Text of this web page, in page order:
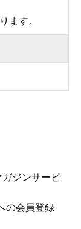
ます。
ジンサービ
の会員登録